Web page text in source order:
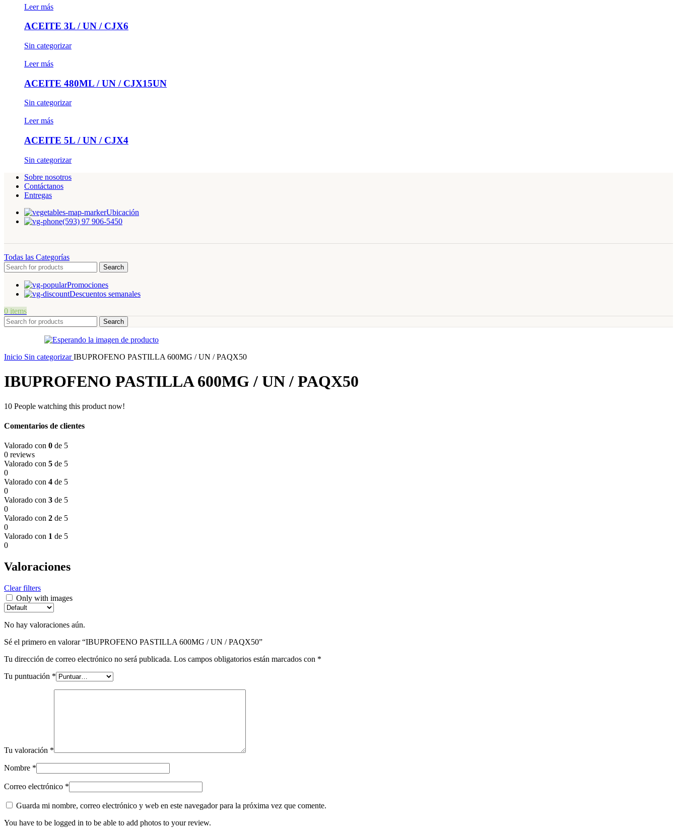
Leer más
ACEITE 3L / UN / CJX6
Sin categorizar
Leer más
ACEITE 480ML / UN / CJX15UN
Sin categorizar
Leer más
ACEITE 5L / UN / CJX4
Sin categorizar
Sobre nosotros
Contáctanos
Entregas
Ubicación
(593) 97 906-5450
Todas las Categorías
Search
Promociones
Descuentos semanales
0 items
Search
Inicio Sin categorizarIBUPROFENO PASTILLA 600MG / UN / PAQX50
IBUPROFENO PASTILLA 600MG / UN / PAQX50
10 People watching this product now!
Comentarios de clientes
Valorado con 0 de 5
0 reviews
Valorado con 5 de 5
0
Valorado con 4 de 5
0
Valorado con 3 de 5
0
Valorado con 2 de 5
0
Valorado con 1 de 5
0
Valoraciones
Clear filters
Only with images
No hay valoraciones aún.
Sé el primero en valorar “IBUPROFENO PASTILLA 600MG / UN / PAQX50”
Tu dirección de correo electrónico no será publicada. Los campos obligatorios están marcados con *
Tu puntuación *
Tu valoración *
Nombre *
Correo electrónico *
Guarda mi nombre, correo electrónico y web en este navegador para la próxima vez que comente.
You have to be logged in to be able to add photos to your review.